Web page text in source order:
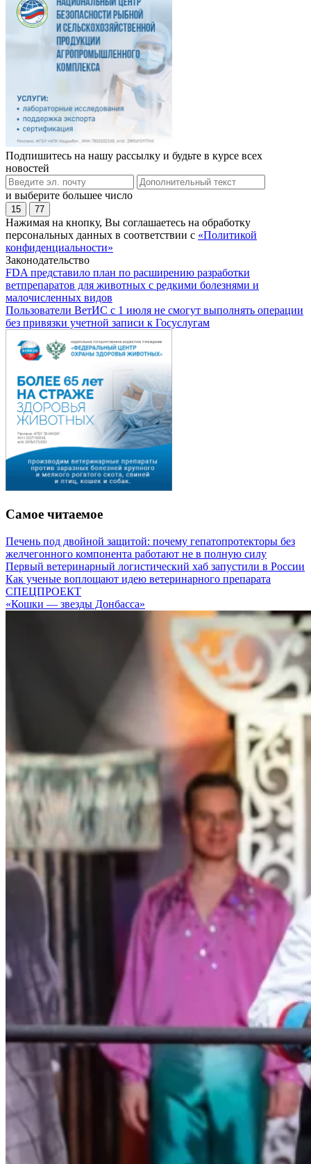
Подпишитесь на нашу рассылку и будьте в курсе всех
новостей
и выберите большее число
15 77
Нажимая на кнопку, Вы соглашаетесь на обработку
персональных данных в соответствии с «Политикой
конфиденциальности»
Законодательство
FDA представило план по расширению разработки
ветпрепаратов для животных с редкими болезнями и
малочисленных видов
Пользователи ВетИС с 1 июля не смогут выполнять операции
без привязки учетной записи к Госуслугам
Самое читаемое
Печень под двойной защитой: почему гепатопротекторы без
желчегонного компонента работают не в полную силу
Первый ветеринарный логистический хаб запустили в России
Как ученые воплощают идею ветеринарного препарата
СПЕЦПРОЕКТ
«Кошки — звезды Донбасса»